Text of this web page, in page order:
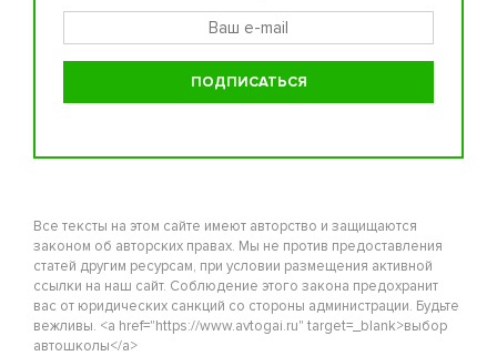
Все тексты на этом сайте имеют авторство и защищаются
законом об авторских правах. Мы не против предоставления
статей другим ресурсам, при условии размещения активной
ссылки на наш сайт. Соблюдение этого закона предохранит
вас от юридических санкций со стороны администрации. Будьте
вежливы. <a href="https://www.avtogai.ru" target=_blank>выбор
автошколы</a>